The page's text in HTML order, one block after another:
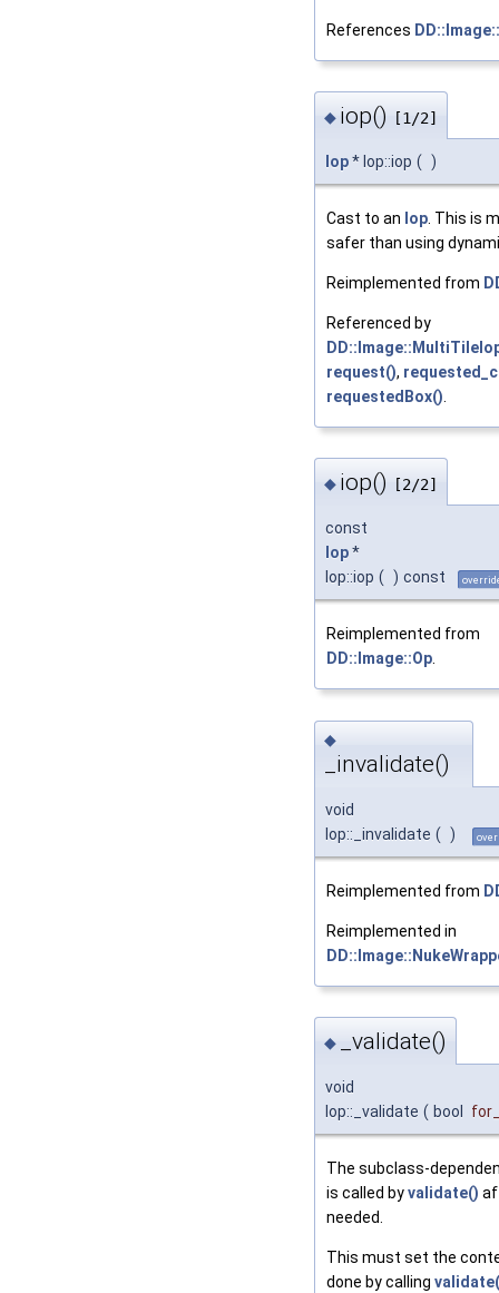
References
◆ iop() [1/2]
Iop* Iop::iop ( )
Cast to an Iop . This is
safer than using
Reimplemented from
Referenced by
request(),
requestedBox()
◆ iop() [2/2]
const
Iop*
Iop::iop ( ) const
Reimplemented from
DD::Image::Op.
◆
_invalidate()
void
Iop::_invalidate ( )
Reimplemented from
Reimplemented in
◆ _validate()
void
Iop::_validate ( bool
The subclass-
is called byvalidate()
needed.
This must set the
done by calling